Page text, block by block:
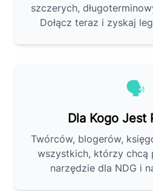
szczerych,
Dołącz teraz i zyskaj
🗣️
Dla Kogo Jest
Twórców, blogerów,
wszystkich, którzy chcą
narzędzie dla NDG i